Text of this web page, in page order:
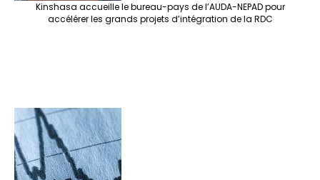
Kinshasa accueille le bureau-pays de l’AUDA-NEPAD pour
accélérer les grands projets d’intégration de la RDC